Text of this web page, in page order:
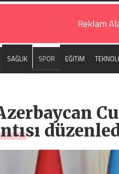
Reklam
SAĞLIK SPOR EĞİTİM